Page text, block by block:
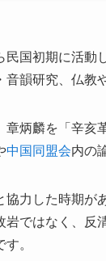
民国初期に活動
韻研究、仏教
炳麟を「辛亥
中国同盟会内の
協力した時期が
岩ではなく、反
。